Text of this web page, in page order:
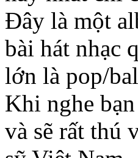
Đây là một
bài hát nhạc
lớn là pop/
Khi nghe
và sẽ rất thú